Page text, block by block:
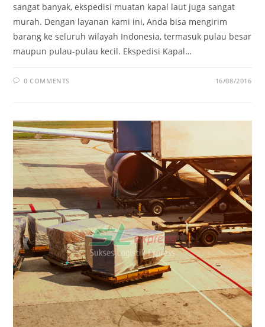
sangat banyak, ekspedisi muatan kapal laut juga sangat
murah. Dengan layanan kami ini, Anda bisa mengirim
barang ke seluruh wilayah Indonesia, termasuk pulau besar
maupun pulau-pulau kecil. Ekspedisi Kapal…
0 COMMENTS 16/08/2016